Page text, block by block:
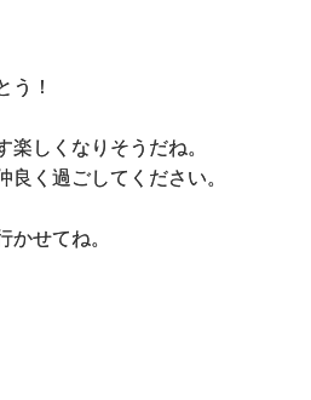
う！
楽しくなりそうだね。
良く過ごしてください。
かせてね。